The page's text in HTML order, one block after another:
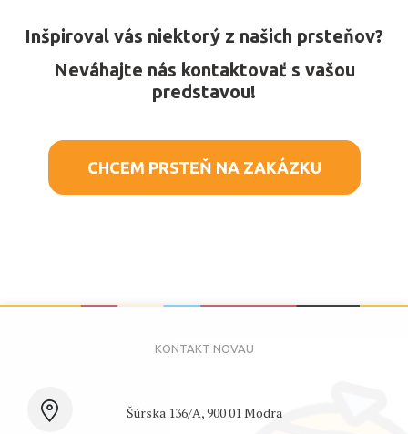
Inšpiroval vás niektorý z našich prsteňov?
Neváhajte nás kontaktovať s vašou
predstavou!
CHCEM PRSTEŇ NA ZAKÁZKU
Šúrska 136/A, 900 01 Modra